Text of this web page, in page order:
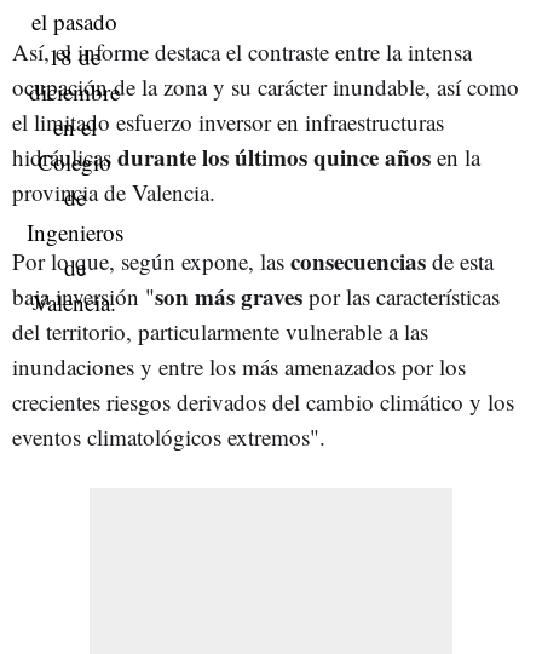
Así, el informe destaca el contraste entre la intensa
ocupación de la zona y su carácter inundable, así como
el limitado esfuerzo inversor en infraestructuras
hidráulicas durante los últimos quince años en la
provincia de Valencia.
Por lo que, según expone, las consecuencias de esta
baja inversión "son más graves por las características
del territorio, particularmente vulnerable a las
inundaciones y entre los más amenazados por los
crecientes riesgos derivados del cambio climático y los
eventos climatológicos extremos".